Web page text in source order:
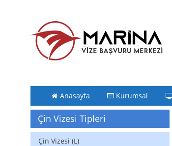
Anasayfa Kurumsal
Çin Vizesi Tipleri
Çin Vizesi (L)